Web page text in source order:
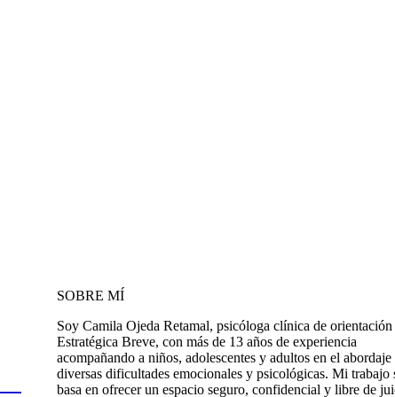
SOBRE MÍ
Soy Camila Ojeda Retamal, psicóloga clínica de orientación
Estratégica Breve, con más de 13 años de experiencia
acompañando a niños, adolescentes y adultos en el abordaje
diversas dificultades emocionales y psicológicas. Mi trabajo
basa en ofrecer un espacio seguro, confidencial y libre de